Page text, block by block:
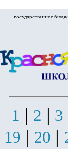
государственное
1 | 2 | 3
19 | 20 |